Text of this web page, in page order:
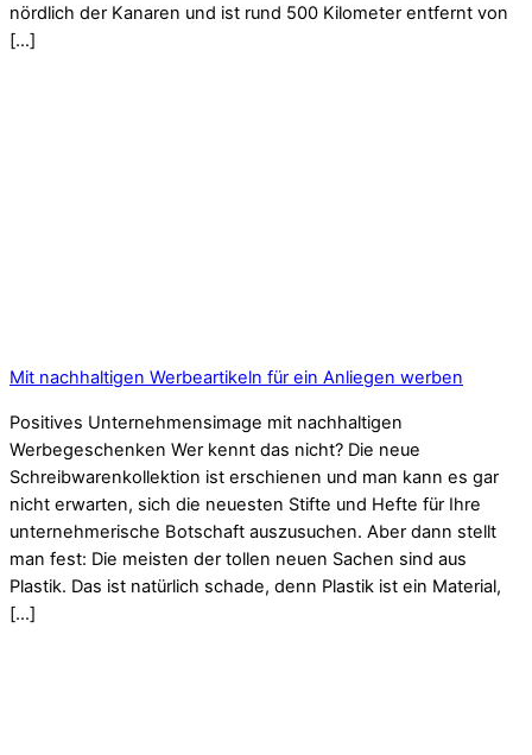
nördlich der Kanaren und ist rund 500 Kilometer entfernt von
[…]
Mit nachhaltigen Werbeartikeln für ein Anliegen werben
Positives Unternehmensimage mit nachhaltigen
Werbegeschenken Wer kennt das nicht? Die neue
Schreibwarenkollektion ist erschienen und man kann es gar
nicht erwarten, sich die neuesten Stifte und Hefte für Ihre
unternehmerische Botschaft auszusuchen. Aber dann stellt
man fest: Die meisten der tollen neuen Sachen sind aus
Plastik. Das ist natürlich schade, denn Plastik ist ein Material,
[…]